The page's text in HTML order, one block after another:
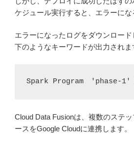
ケジュール実行すると、エラーにな
エラーになったログをダウンロー
下のようなキーワードが出力されま
Spark Program　'phase-
Cloud Data Fusionは、複数のステ
ースをGoogle Cloudに連携します。